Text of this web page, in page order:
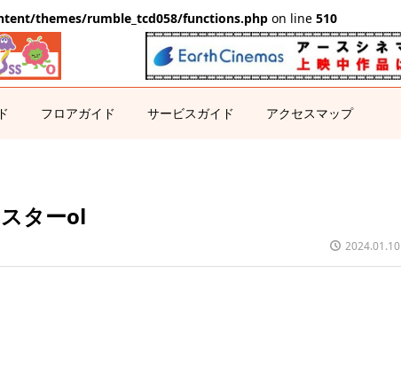
themes/rumble_tcd058/functions.php on line 510
フロアガイド サービスガイド アクセスマップ
ターol
2024.01.10